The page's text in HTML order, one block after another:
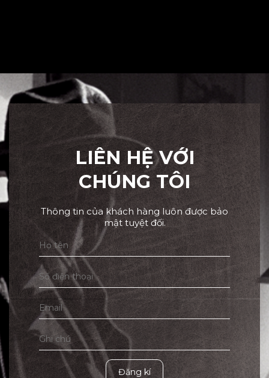
LIÊN HỆ VỚI
CHÚNG TÔI
Thông tin của khách hàng luôn được bảo
mật tuyệt đối.
Đăng kí